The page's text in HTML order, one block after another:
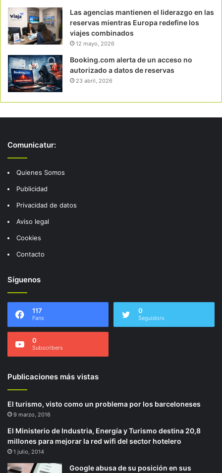
Las agencias mantienen el liderazgo en las
reservas mientras Europa redefine los
viajes combinados
12 mayo, 2026
Booking.com alerta de un acceso no
autorizado a datos de reservas
23 abril, 2026
Comunicatur:
Quienes Somos
Publicidad
Privacidad de datos
Aviso legal
Cookies
Contacto
Síguenos
117
Fans
0
Seguidors
0
Subscribers
Publicaciones más vistas
El turismo, visto como un problema por los barceloneses
9 marzo, 2016
El Ministerio de Industria, Energía y Turismo destina 20,8
millones para mejorar la red wifi del sector hotelero
1 julio, 2014
Google abusa de su posición en sus